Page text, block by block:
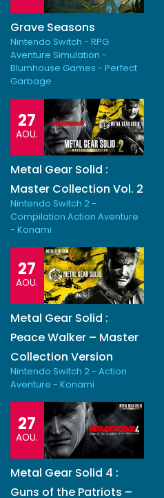
Grave Seasons
Nintendo Switch - RPG
Aventure Simulation -
Blumhouse Games - Perfect
Garbage
27
AOU.
Metal Gear Solid :
Master Collection Vol. 2
Nintendo Switch 2 -
Compilation Action Aventure
- Konami
27
AOU.
Metal Gear Solid :
Peace Walker – Master
Collection Version
Nintendo Switch 2 - Action
Aventure - Konami
27
AOU.
Metal Gear Solid 4 :
Guns of the Patriots –